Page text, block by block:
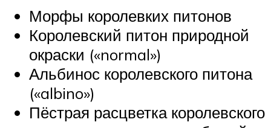
Морфы королевких питонов
Королевский питон природной
окраски («normal»)
Альбинос королевского питона
(«albino»)
Пёстрая расцветка королевского